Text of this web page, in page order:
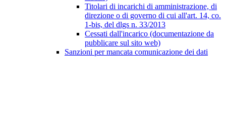
Titolari di incarichi di amministrazione, di
direzione o di governo di cui all'art. 14, co.
1-bis, del dlgs n. 33/2013
Cessati dall'incarico (documentazione da
pubblicare sul sito web)
Sanzioni per mancata comunicazione dei dati